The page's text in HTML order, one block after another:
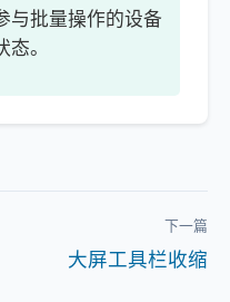
与批量操作的设备
。
下一篇
大屏工具栏收缩